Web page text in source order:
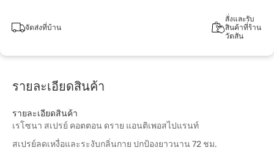
จัดส่งที่บ้าน
สั่งและรับ
สินค้าที่ร้าน
วัตสัน
รายละเอียดสินค้า
รายละเอียดสินค้า
เรโซนา สเปรย์ คอตตอน ดราย แอนติเพอสไปแรนท์
สเปรย์ลดเหงื่อและระงับกลิ่นกาย ปกป้องยาวนาน 72 ชม.